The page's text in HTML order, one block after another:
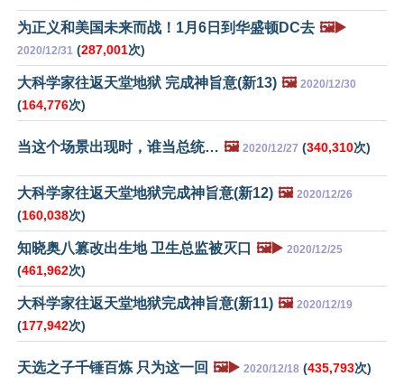
为正义和美国未来而战！1月6日到华盛顿DC去 🖼️▶️
2020/12/31 (287,001次)
大科学家往返天堂地狱 完成神旨意(新13) 🖼️ 2020/12/30
(164,776次)
当这个场景出现时，谁当总统… 🖼️ 2020/12/27 (340,310次)
大科学家往返天堂地狱完成神旨意(新12) 🖼️ 2020/12/26
(160,038次)
知晓奥八篡改出生地 卫生总监被灭口 🖼️▶️ 2020/12/25
(461,962次)
大科学家往返天堂地狱完成神旨意(新11) 🖼️ 2020/12/19
(177,942次)
天选之子千锤百炼 只为这一回 🖼️▶️ 2020/12/18 (435,793次)